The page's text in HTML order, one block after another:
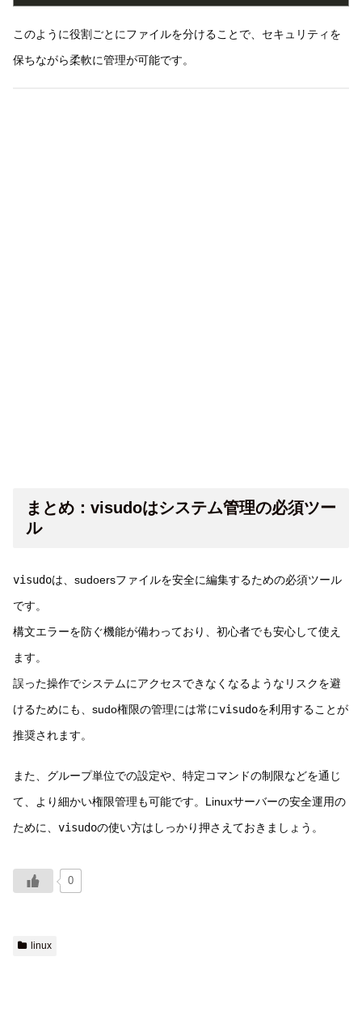
このように役割ごとにファイルを分けることで、セキュリティを
保ちながら柔軟に管理が可能です。
まとめ：visudoはシステム管理の必須ツー
ル
visudoは、sudoersファイルを安全に編集するための必須ツール
です。
構文エラーを防ぐ機能が備わっており、初心者でも安心して使え
ます。
誤った操作でシステムにアクセスできなくなるようなリスクを避
けるためにも、sudo権限の管理には常にvisudoを利用することが
推奨されます。
また、グループ単位での設定や、特定コマンドの制限などを通じ
て、より細かい権限管理も可能です。Linuxサーバーの安全運用の
ために、 visudoの使い方はしっかり押さえておきましょう。
0
linux